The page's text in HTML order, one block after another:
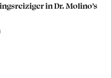
in Dr. Molino’s